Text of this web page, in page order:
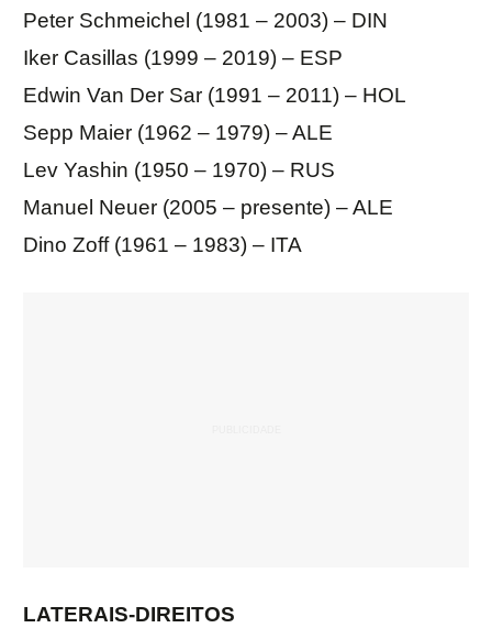
Peter Schmeichel (1981 – 2003) – DIN
Iker Casillas (1999 – 2019) – ESP
Edwin Van Der Sar (1991 – 2011) – HOL
Sepp Maier (1962 – 1979) – ALE
Lev Yashin (1950 – 1970) – RUS
Manuel Neuer (2005 – presente) – ALE
Dino Zoff (1961 – 1983) – ITA
LATERAIS-DIREITOS